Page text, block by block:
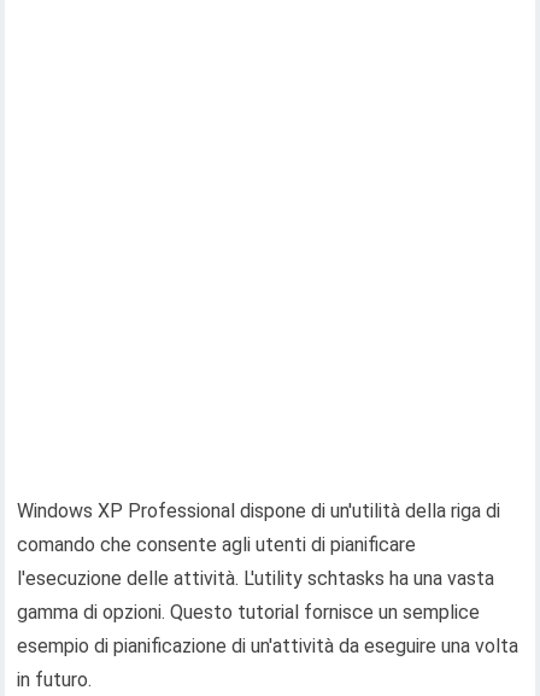
Windows XP Professional dispone di un'utilità della riga di
comando che consente agli utenti di pianificare
l'esecuzione delle attività. L'utility schtasks ha una vasta
gamma di opzioni. Questo tutorial fornisce un semplice
esempio di pianificazione di un'attività da eseguire una volta
in futuro.